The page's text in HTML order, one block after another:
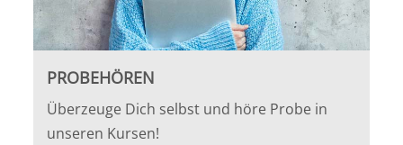
PROBEHÖREN
Überzeuge Dich selbst und höre Probe in
unseren Kursen!